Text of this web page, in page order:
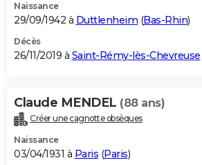
Naissance
29/09/1942 à Duttlenheim (Bas-Rhin)
Décès
26/11/2019 à Saint-Rémy-lès-Chevreuse
Claude MENDEL (88 ans)
Créer une cagnotte obsèques
Naissance
03/04/1931 à Paris (Paris)